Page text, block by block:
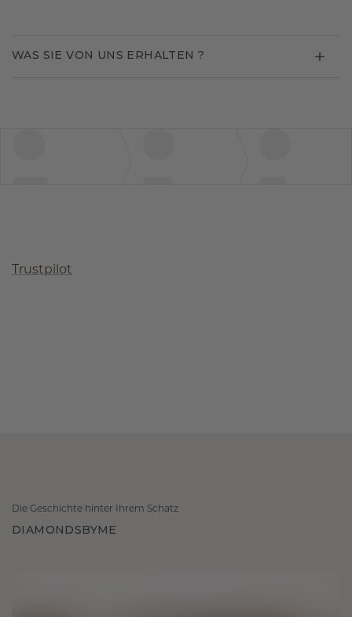
WAS SIE VON UNS ERHALTEN ?
Trustpilot
Die Geschichte hinter Ihrem Schatz
DIAMONDSBYME